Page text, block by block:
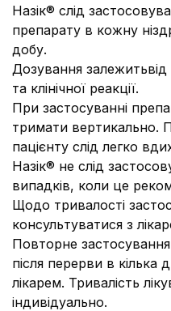
Назік® слід
препарату в кожну
добу.
Дозування залежитьвід
та клінічної реакції.
При застосуванні
тримати вертикально.
пацієнту слід легко
Назік® не слід
випадків, коли це
Щодо тривалості
консультуватися з
Повторне
після перерви в кілька
лікарем. Тривалість
індивідуально.